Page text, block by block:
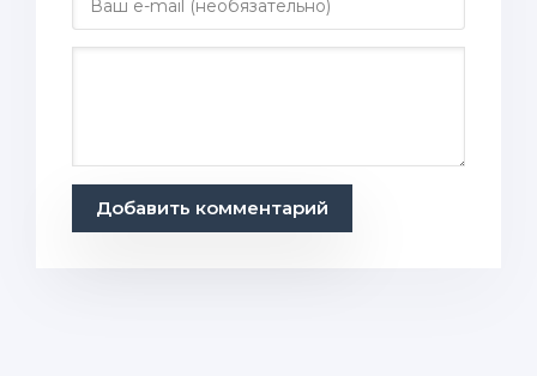
Добавить комментарий